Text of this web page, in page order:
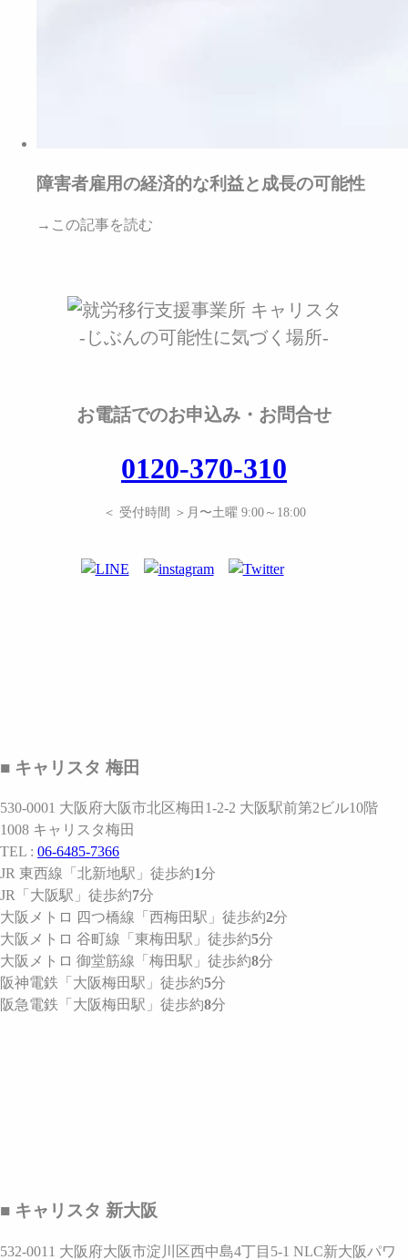
障害者雇用の経済的な利益と成長の可能性
→この記事を読む
-じぶんの可能性に気づく場所-
お電話でのお申込み・お問合せ
0120-370-310
＜ 受付時間 ＞月〜土曜 9:00～18:00
■ キャリスタ 梅田
530-0001 大阪府大阪市北区梅田1-2-2 大阪駅前第2ビル10階
1008 キャリスタ梅田
TEL : 06-6485-7366
JR 東西線 「北新地駅」 徒歩約1分
JR
「大阪駅」 徒歩約7分
大阪メトロ 四つ橋線 「西梅田駅」 徒歩約2分
大阪メトロ 谷町線 「東梅田駅」 徒歩約5分
大阪メトロ 御堂筋線 「梅田駅」 徒歩約8分
阪神電鉄 「大阪梅田駅」 徒歩約5分
阪急電鉄 「大阪梅田駅」 徒歩約8分
■ キャリスタ 新大阪
532-0011 大阪府大阪市淀川区西中島4丁目5-1 NLC新大阪パワ